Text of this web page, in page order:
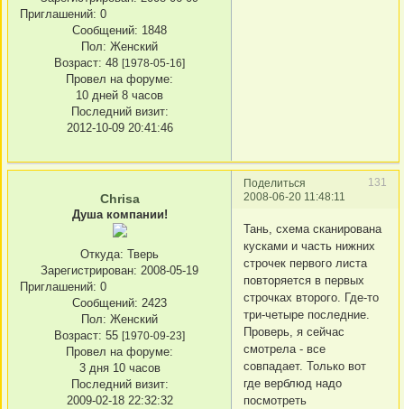
Приглашений: 0
Сообщений: 1848
Пол: Женский
Возраст: 48 [1978-05-16]
Провел на форуме:
10 дней 8 часов
Последний визит:
2012-10-09 20:41:46
Поделиться
131
2008-06-20 11:48:11
Chrisa
Душа компании!
Откуда: Тверь
Зарегистрирован: 2008-05-19
Приглашений: 0
Сообщений: 2423
Пол: Женский
Возраст: 55 [1970-09-23]
Провел на форуме:
3 дня 10 часов
Последний визит:
2009-02-18 22:32:32
Тань, схема сканирована
кусками и часть нижних
строчек первого листа
повторяется в первых
строчках второго. Где-то
три-четыре последние.
Проверь, я сейчас
смотрела - все
совпадает. Только вот
где верблюд надо
посмотреть